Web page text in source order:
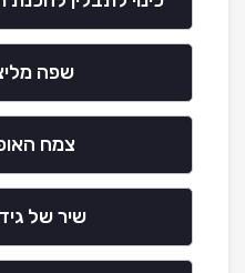
שפה
צמח
שיר של